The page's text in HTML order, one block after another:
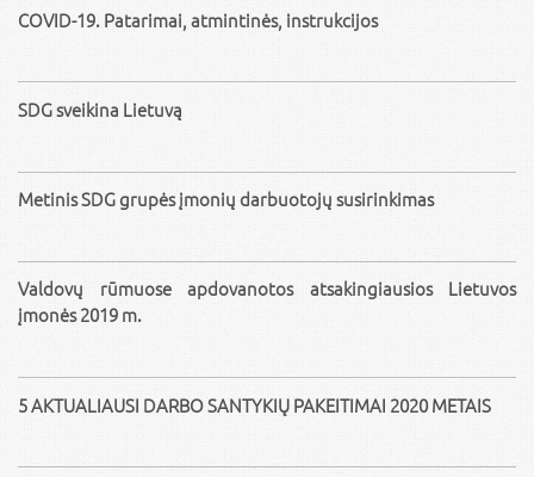
COVID-19. Patarimai, atmintinės, instrukcijos
SDG sveikina Lietuvą
Metinis SDG grupės įmonių darbuotojų susirinkimas
Valdovų rūmuose apdovanotos atsakingiausios Lietuvos
įmonės 2019 m.
5 AKTUALIAUSI DARBO SANTYKIŲ PAKEITIMAI 2020 METAIS